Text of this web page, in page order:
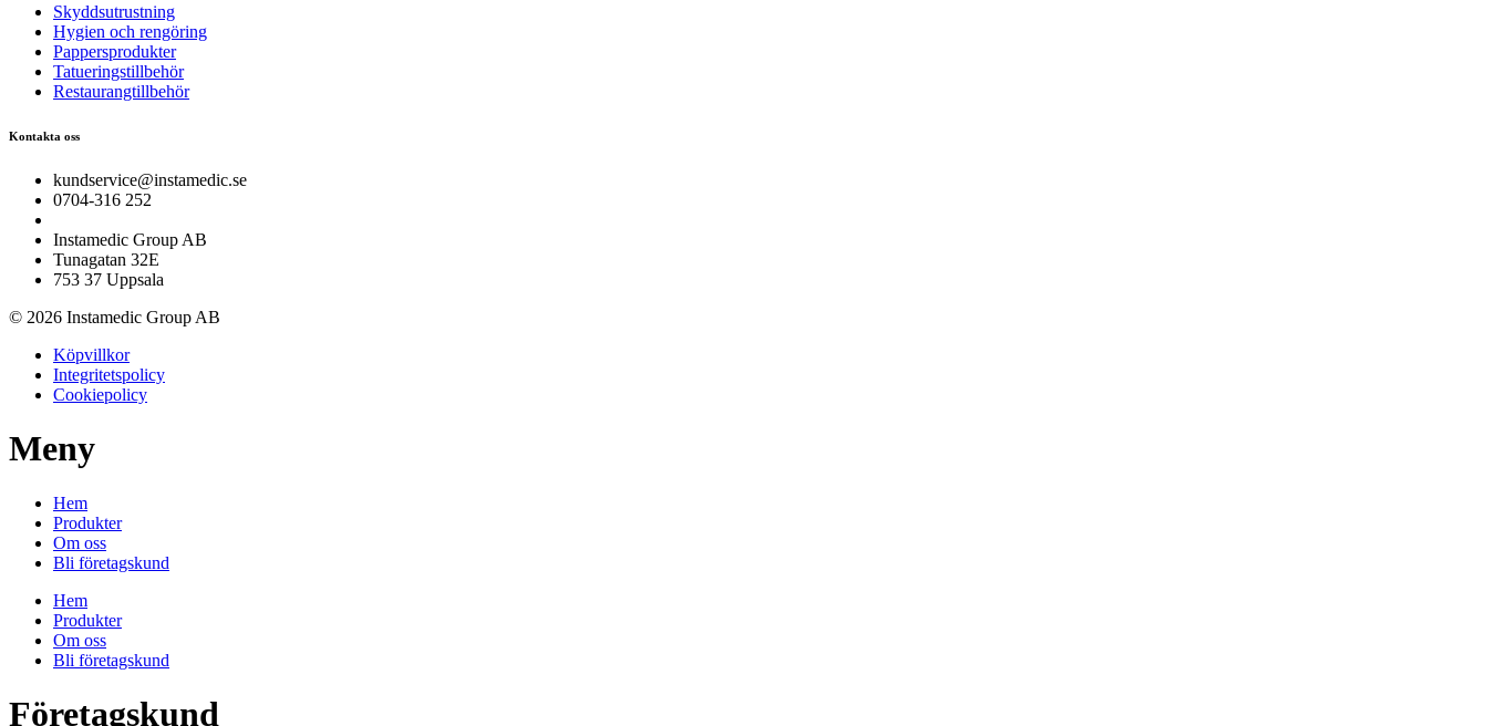
Skyddsutrustning
Hygien och rengöring
Pappersprodukter
Tatueringstillbehör
Restaurangtillbehör
Kontakta oss
kundservice@instamedic.se
0704-316 252
Instamedic Group AB
Tunagatan 32E
753 37 Uppsala
© 2026 Instamedic Group AB
Köpvillkor
Integritetspolicy
Cookiepolicy
Meny
Hem
Produkter
Om oss
Bli företagskund
Hem
Produkter
Om oss
Bli företagskund
Företagskund